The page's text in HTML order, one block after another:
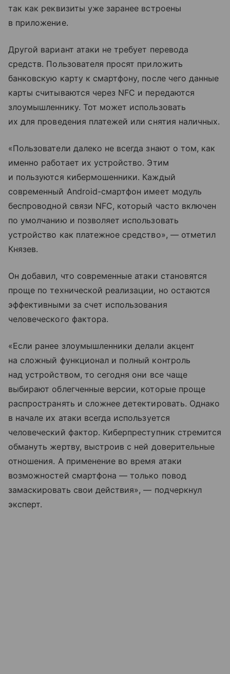
так как реквизиты уже заранее встроены
в приложение.
Другой вариант атаки не требует перевода
средств. Пользователя просят приложить
банковскую карту к смартфону, после чего данные
карты считываются через NFC и передаются
злоумышленнику. Тот может использовать
их для проведения платежей или снятия наличных.
«Пользователи далеко не всегда знают о том, как
именно работает их устройство. Этим
и пользуются кибермошенники. Каждый
современный Android-смартфон имеет модуль
беспроводной связи NFC, который часто включен
по умолчанию и позволяет использовать
устройство как платежное средство», — отметил
Князев.
Он добавил, что современные атаки становятся
проще по технической реализации, но остаются
эффективными за счет использования
человеческого фактора.
«Если ранее злоумышленники делали акцент
на сложный функционал и полный контроль
над устройством, то сегодня они все чаще
выбирают облегченные версии, которые проще
распространять и сложнее детектировать. Однако
в начале их атаки всегда используется
человеческий фактор. Киберпреступник стремится
обмануть жертву, выстроив с ней доверительные
отношения. А применение во время атаки
возможностей смартфона — только повод
замаскировать свои действия», — подчеркнул
эксперт.